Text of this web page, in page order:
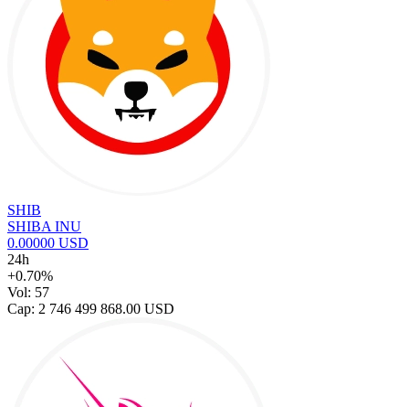
SHIB
SHIBA INU
0.00000 USD
24h
+0.70%
Vol: 57
Cap: 2 746 499 868.00 USD